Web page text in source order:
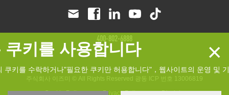
×
키를 사용합니다
쿠키를 수락하거나"필요한 쿠키만 허용합니다"，웹사이트의 운영 및
400-802-6888
주식회사 이즈미 © All Rights Reserved 광동 ICP 번호 13006819
anCookie Policy
Privacy Policy Disclaimer